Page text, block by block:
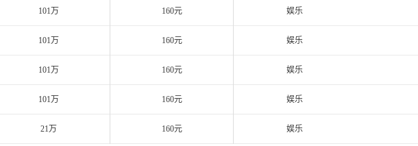
101万 160元 娱乐
101万 160元 娱乐
101万 160元 娱乐
101万 160元 娱乐
21万 160元 娱乐